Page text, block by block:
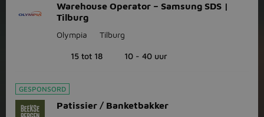
Warehouse Operator – Samsung SDS |
Tilburg
Olympia Tilburg
15 tot 18 10 - 40 uur
GESPONSORD
Patissier / Banketbakker